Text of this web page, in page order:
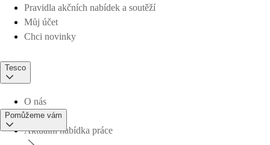
Pravidla akčních nabídek a soutěží
Můj účet
Chci novinky
Tesco
O nás
Aktuální nabídka práce
Pomůžeme vám